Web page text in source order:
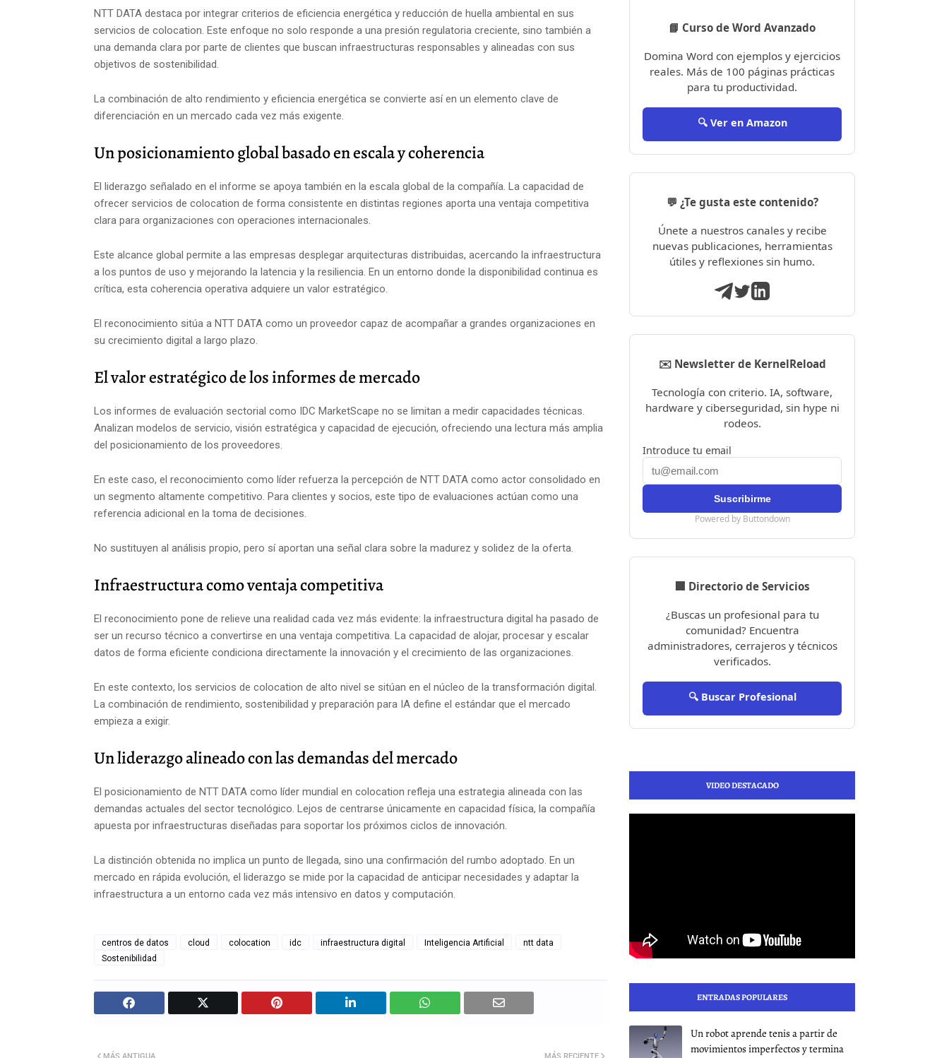
NTT DATA destaca por integrar criterios de eficiencia energética y reducción de huella ambiental en sus
servicios de colocation. Este enfoque no solo responde a una presión regulatoria creciente, sino también a
una demanda clara por parte de clientes que buscan infraestructuras responsables y alineadas con sus
objetivos de sostenibilidad.
La combinación de alto rendimiento y eficiencia energética se convierte así en un elemento clave de
diferenciación en un mercado cada vez más exigente.
Un posicionamiento global basado en escala y coherencia
El liderazgo señalado en el informe se apoya también en la escala global de la compañía. La capacidad de
ofrecer servicios de colocation de forma consistente en distintas regiones aporta una ventaja competitiva
clara para organizaciones con operaciones internacionales.
Este alcance global permite a las empresas desplegar arquitecturas distribuidas, acercando la infraestructura
a los puntos de uso y mejorando la latencia y la resiliencia. En un entorno donde la disponibilidad continua es
crítica, esta coherencia operativa adquiere un valor estratégico.
El reconocimiento sitúa a NTT DATA como un proveedor capaz de acompañar a grandes organizaciones en
su crecimiento digital a largo plazo.
El valor estratégico de los informes de mercado
Los informes de evaluación sectorial como IDC MarketScape no se limitan a medir capacidades técnicas.
Analizan modelos de servicio, visión estratégica y capacidad de ejecución, ofreciendo una lectura más amplia
del posicionamiento de los proveedores.
En este caso, el reconocimiento como líder refuerza la percepción de NTT DATA como actor consolidado en
un segmento altamente competitivo. Para clientes y socios, este tipo de evaluaciones actúan como una
referencia adicional en la toma de decisiones.
No sustituyen al análisis propio, pero sí aportan una señal clara sobre la madurez y solidez de la oferta.
Infraestructura como ventaja competitiva
El reconocimiento pone de relieve una realidad cada vez más evidente: la infraestructura digital ha pasado de
ser un recurso técnico a convertirse en una ventaja competitiva. La capacidad de alojar, procesar y escalar
datos de forma eficiente condiciona directamente la innovación y el crecimiento de las organizaciones.
En este contexto, los servicios de colocation de alto nivel se sitúan en el núcleo de la transformación digital.
La combinación de rendimiento, sostenibilidad y preparación para IA define el estándar que el mercado
empieza a exigir.
Un liderazgo alineado con las demandas del mercado
El posicionamiento de NTT DATA como líder mundial en colocation refleja una estrategia alineada con las
demandas actuales del sector tecnológico. Lejos de centrarse únicamente en capacidad física, la compañía
apuesta por infraestructuras diseñadas para soportar los próximos ciclos de innovación.
La distinción obtenida no implica un punto de llegada, sino una confirmación del rumbo adoptado. En un
mercado en rápida evolución, el liderazgo se mide por la capacidad de anticipar necesidades y adaptar la
infraestructura a un entorno cada vez más intensivo en datos y computación.
centros de datos cloud colocation idc infraestructura digital Inteligencia Artificial
ntt data
Sostenibilidad
📘 Curso de Word Avanzado
Domina Word con ejemplos y ejercicios
reales. Más de 100 páginas prácticas
para tu productividad.
🔍 Ver en Amazon
💬 ¿Te gusta este contenido?
Únete a nuestros canales y recibe
nuevas publicaciones, herramientas
útiles y reflexiones sin humo.
✉️ Newsletter de KernelReload
Tecnología con criterio. IA, software,
hardware y ciberseguridad, sin hype ni
rodeos.
Introduce tu email
Powered by Buttondown
🏢 Directorio de Servicios
¿Buscas un profesional para tu
comunidad? Encuentra
administradores, cerrajeros y técnicos
verificados.
🔍 Buscar Profesional
VIDEO DESTACADO
ENTRADAS POPULARES
Un robot aprende tenis a partir de
movimientos imperfectos y termina